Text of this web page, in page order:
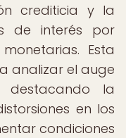
crediticia y la
de interés por
Esta
analizar el auge
destacando la
en los
condiciones